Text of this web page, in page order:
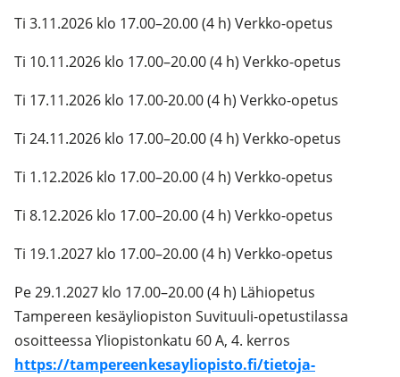
Ti 3.11.2026 klo 17.00–20.00 (4 h) Verkko-opetus
Ti 10.11.2026 klo 17.00–20.00 (4 h) Verkko-opetus
Ti 17.11.2026 klo 17.00-20.00 (4 h) Verkko-opetus
Ti 24.11.2026 klo 17.00–20.00 (4 h) Verkko-opetus
Ti 1.12.2026 klo 17.00–20.00 (4 h) Verkko-opetus
Ti 8.12.2026 klo 17.00–20.00 (4 h) Verkko-opetus
Ti 19.1.2027 klo 17.00–20.00 (4 h) Verkko-opetus
Pe 29.1.2027 klo 17.00–20.00 (4 h) Lähiopetus
Tampereen kesäyliopiston Suvituuli-opetustilassa
osoitteessa Yliopistonkatu 60 A, 4. kerros
https://tampereenkesayliopisto.fi/tietoja-